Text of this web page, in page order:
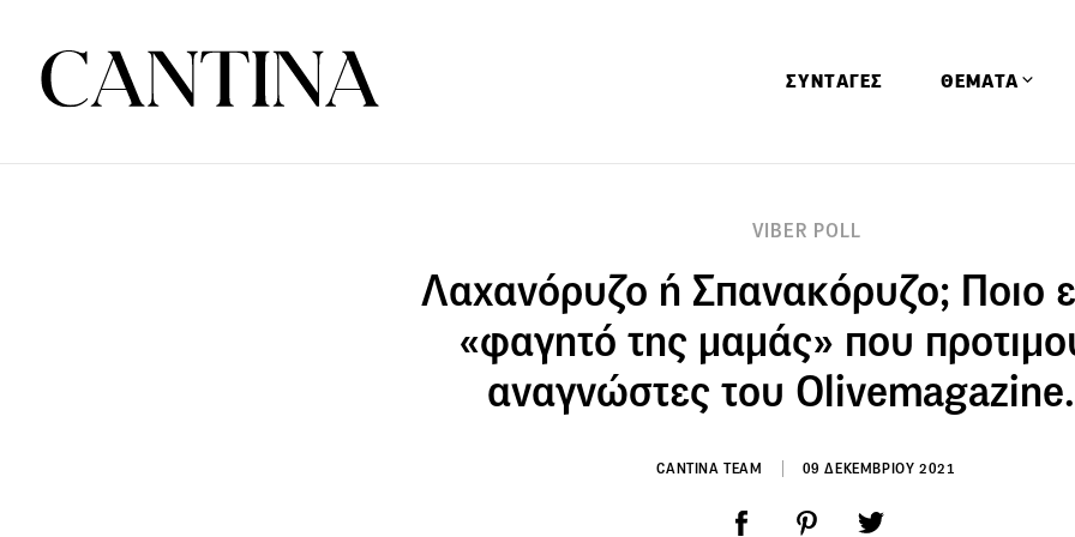
ΣΥΝΤΑΓΕΣ ΘΕΜΑΤΑ
Ειδήσεις
Παιδί
VIBER POLL
Λαχανόρυζο ή Σπανακόρυζο; Ποιο
«φαγητό της μαμάς» που
αναγνώστες του
CANTINA TEAM 09 ΔΕΚΕΜΒΡΙΟΥ 2021